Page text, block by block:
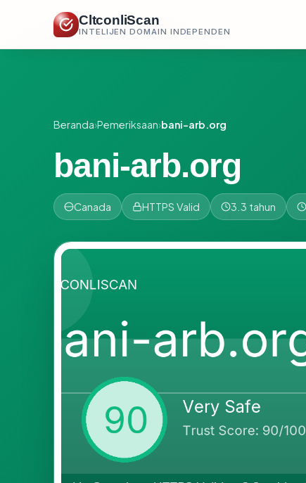
CltconliScan
INTELIJEN DOMAIN INDEPENDEN
Beranda›Pemeriksaan›bani-arb.org
bani-arb.org
Canada HTTPS Valid 3.3 tahun